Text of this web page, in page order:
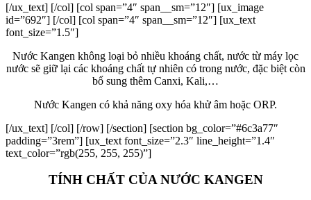
[/ux_text] [/col] [col span=”4″ span__sm=”12″] [ux_image
id=”692″] [/col] [col span=”4″ span__sm=”12″] [ux_text
font_size=”1.5″]
Nước Kangen không loại bỏ nhiều khoáng chất, nước từ máy lọc
nước sẽ giữ lại các khoáng chất tự nhiên có trong nước, đặc biệt còn
bổ sung thêm Canxi, Kali,…
Nước Kangen có khả năng oxy hóa khử âm hoặc ORP.
[/ux_text] [/col] [/row] [/section] [section bg_color=”#6c3a77″
padding=”3rem”] [ux_text font_size=”2.3″ line_height=”1.4″
text_color=”rgb(255, 255, 255)”]
TÍNH CHẤT CỦA NƯỚC KANGEN